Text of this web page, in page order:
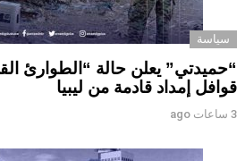
سياسة
“حميدتي” يعلن حالة “الطوارئ
قوافل إمداد قادمة من ليبيا
3 ساعات ago